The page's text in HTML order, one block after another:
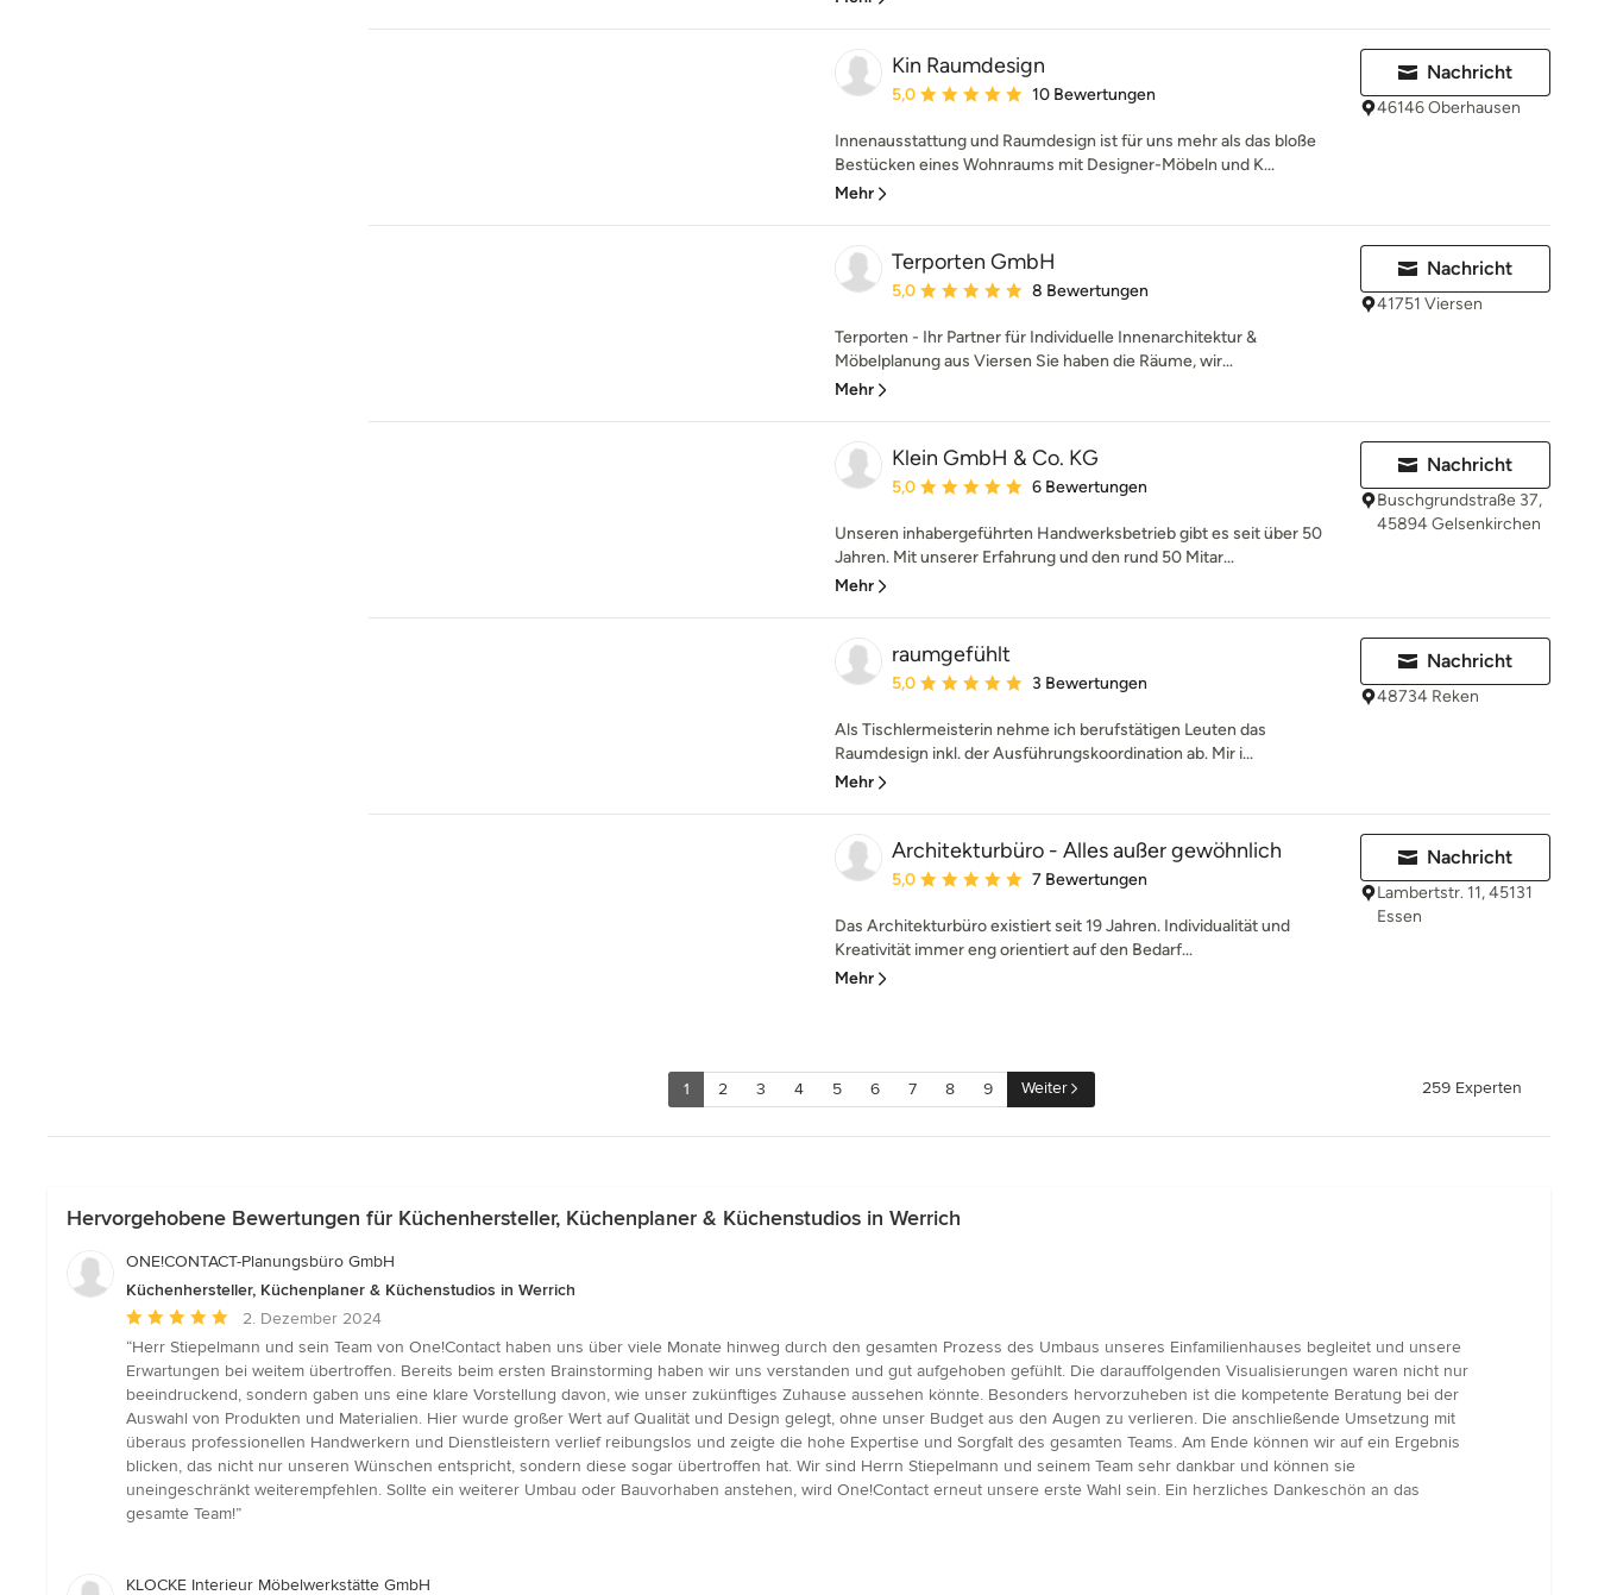
Kin Raumdesign
Durchschnittliche Bewertung: 5 von 5 Sternen
5,0 10 Bewertungen
Innenausstattung und Raumdesign ist für uns mehr als das bloße
Bestücken eines Wohnraums mit Designer-Möbeln und K...
Mehr
Nachricht
46146 Oberhausen
Terporten GmbH
Durchschnittliche Bewertung: 5 von 5 Sternen
5,0 8 Bewertungen
Terporten - Ihr Partner für Individuelle Innenarchitektur &
Möbelplanung aus Viersen Sie haben die Räume, wir...
Mehr
Nachricht
41751 Viersen
Klein GmbH & Co. KG
Durchschnittliche Bewertung: 5 von 5 Sternen
5,0 6 Bewertungen
Unseren inhabergeführten Handwerksbetrieb gibt es seit über 50
Jahren. Mit unserer Erfahrung und den rund 50 Mitar...
Mehr
Nachricht
Buschgrundstraße 37,
45894 Gelsenkirchen
raumgefühlt
Durchschnittliche Bewertung: 5 von 5 Sternen
5,0 3 Bewertungen
Als Tischlermeisterin nehme ich berufstätigen Leuten das
Raumdesign inkl. der Ausführungskoordination ab. Mir i...
Mehr
Nachricht
48734 Reken
Architekturbüro - Alles außer gewöhnlich
Durchschnittliche Bewertung: 5 von 5 Sternen
5,0 7 Bewertungen
Das Architekturbüro existiert seit 19 Jahren. Individualität und
Kreativität immer eng orientiert auf den Bedarf...
Mehr
Nachricht
Lambertstr. 11, 45131
Essen
1 2 3 4 5 6 7 8 9 Weiter 259 Experten
Hervorgehobene Bewertungen für Küchenhersteller, Küchenplaner & Küchenstudios in Werrich
ONE!CONTACT-Planungsbüro GmbH
Küchenhersteller, Küchenplaner & Küchenstudios in Werrich
Durchschnittliche
Bewertung:
5
von
5
Sternen
2. Dezember 2024
“Herr Stiepelmann und sein Team von One!Contact haben uns über viele Monate hinweg durch den gesamten Prozess des Umbaus unseres Einfamilienhauses begleitet und unsere
Erwartungen bei weitem übertroffen. Bereits beim ersten Brainstorming haben wir uns verstanden und gut aufgehoben gefühlt. Die darauffolgenden Visualisierungen waren nicht nur
beeindruckend, sondern gaben uns eine klare Vorstellung davon, wie unser zukünftiges Zuhause aussehen könnte. Besonders hervorzuheben ist die kompetente Beratung bei der
Auswahl von Produkten und Materialien. Hier wurde großer Wert auf Qualität und Design gelegt, ohne unser Budget aus den Augen zu verlieren. Die anschließende Umsetzung mit
überaus professionellen Handwerkern und Dienstleistern verlief reibungslos und zeigte die hohe Expertise und Sorgfalt des gesamten Teams. Am Ende können wir auf ein Ergebnis
blicken, das nicht nur unseren Wünschen entspricht, sondern diese sogar übertroffen hat. Wir sind Herrn Stiepelmann und seinem Team sehr dankbar und können sie
uneingeschränkt weiterempfehlen. Sollte ein weiterer Umbau oder Bauvorhaben anstehen, wird One!Contact erneut unsere erste Wahl sein. Ein herzliches Dankeschön an das
gesamte Team!”
KLOCKE Interieur Möbelwerkstätte GmbH